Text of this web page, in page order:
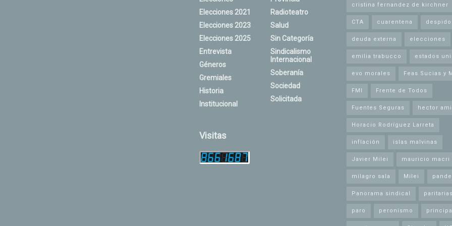
Elecciones 2021
Elecciones 2023
Elecciones 2025
Entrevista
Géneros
Gremiales
Historia
Institucional
Radioteatro
Salud
Sin Categoría
Sindicalismo
Internacional
Soberanía
Sociedad
Solicitada
Visitas
cristina fernandez de kirchner
CTA cuarentena
deuda externa elecciones
emilia trabucco estados
evo morales Feas Sucias y
FMI Frente de Todos
Fuentes Seguras hector
Horacio Rodríguez Larreta
inflación islas malvinas
Javier Milei mauricio macri
milagro sala Milei
Panorama sindical paritarias
paro peronismo principal